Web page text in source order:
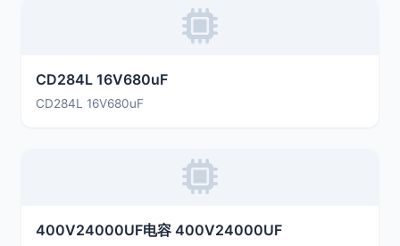
CD284L 16V680uF
CD284L 16V680uF
400V24000UF电容 400V24000UF